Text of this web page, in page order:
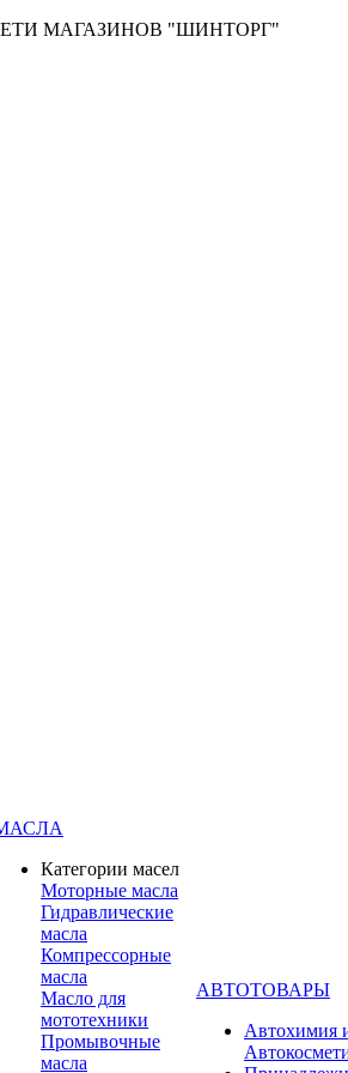
МАГАЗИНОВ "ШИНТОРГ"
Категории масел
Моторные масла
Гидравлические
масла
Компрессорные
масла
Масло для
мототехники
Промывочные
масла
АВТОТОВАРЫ
Автохимия